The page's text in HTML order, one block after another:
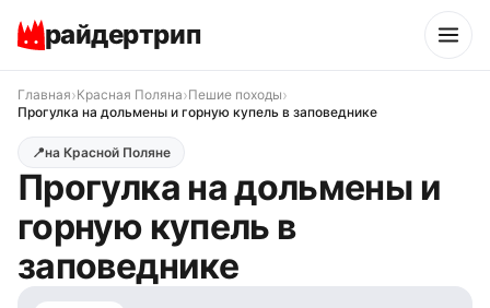
райдертрип
Главная›Красная Поляна›Пешие походы›
Прогулка на дольмены и горную купель в заповеднике
📍на Красной Поляне
Прогулка на дольмены и
горную купель в
заповеднике